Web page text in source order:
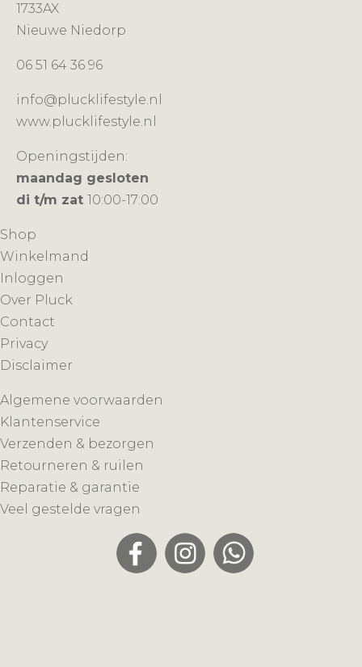
1733AX
Nieuwe Niedorp
06 51 64 36 96
info@plucklifestyle.nl
www.plucklifestyle.nl
Openingstijden:
maandag gesloten
di t/m zat 10:00-17:00
Shop
Winkelmand
Inloggen
Over Pluck
Contact
Privacy
Disclaimer
Algemene voorwaarden
Klantenservice
Verzenden & bezorgen
Retourneren & ruilen
Reparatie & garantie
Veel gestelde vragen